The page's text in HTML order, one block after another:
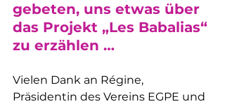
gebeten, uns etwas über
das Projekt „Les Babalias“
zu erzählen …
Vielen Dank an Régine,
Präsidentin des Vereins EGPE und